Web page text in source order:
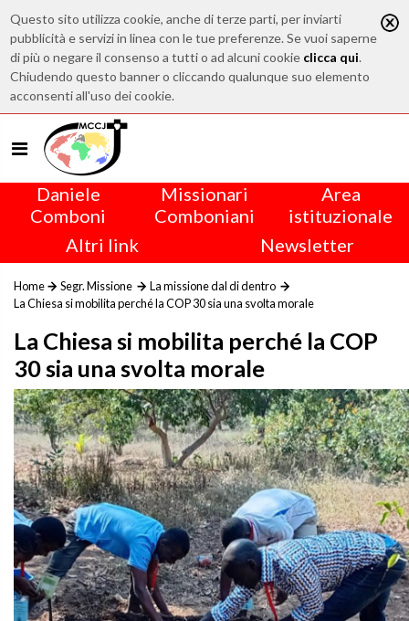
Questo sito utilizza cookie, anche di terze parti, per inviarti
pubblicità e servizi in linea con le tue preferenze. Se vuoi saperne
di più o negare il consenso a tutti o ad alcuni cookie clicca qui.
Chiudendo questo banner o cliccando qualunque suo elemento
acconsenti all'uso dei cookie.
Daniele
Comboni
Missionari
Comboniani
Area
istituzionale
Altri link
Newsletter
Home Segr. Missione
La missione dal di dentro
La Chiesa si mobilita perché la COP 30 sia una svolta morale
La Chiesa si mobilita perché la COP
30 sia una svolta morale